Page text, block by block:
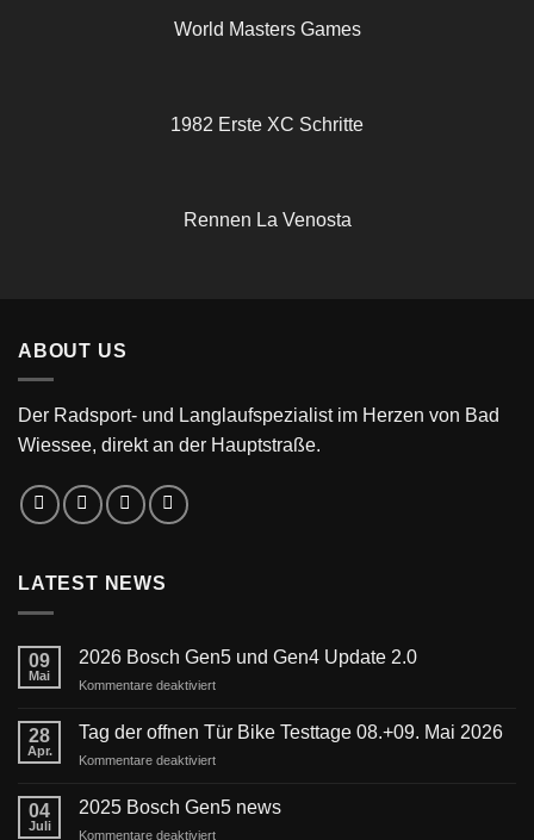
World Masters Games
1982 Erste XC Schritte
Rennen La Venosta
ABOUT US
Der Radsport- und Langlaufspezialist im Herzen von Bad
Wiessee, direkt an der Hauptstraße.
LATEST NEWS
09
Mai
2026 Bosch Gen5 und Gen4 Update 2.0
Kommentare deaktiviertfür
Bosch
und
Update
28
Apr.
Tag der offnen Tür Bike Testtage 08.+09. Mai 2026
Kommentare deaktiviertfür
der
04
Juli
2025 Bosch Gen5 news
Kommentare deaktiviertfür